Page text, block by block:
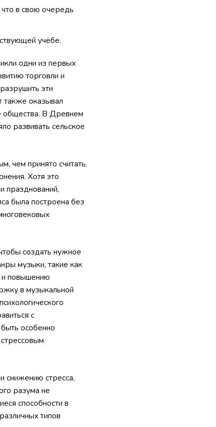
что в свою очередь
учёбе.
одни из первых
торговли и
эти
также оказывал
общества. В Древнем
развивать сельское
чем принято считать.
Хотя это
празднований,
была построена без
создать нужное
музыки, такие как
и повышению
в музыкальной
с
особенно
снижению стресса,
разума не
способности в
типов